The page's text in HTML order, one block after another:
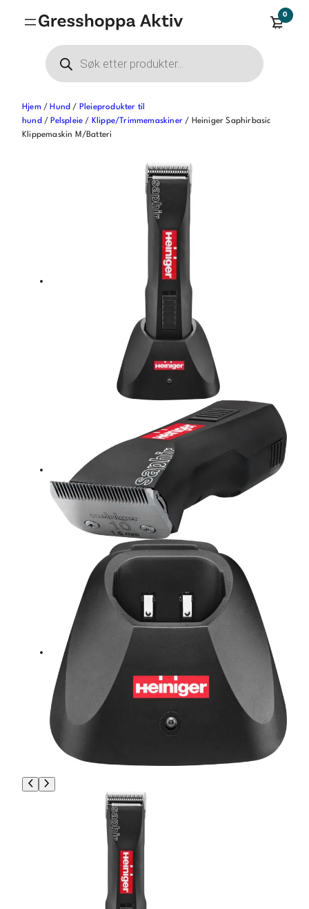
0
Products
search
Hjem /Hund / Pleieprodukter til
hund/Pelspleie / Klippe/Trimmemaskiner / Heiniger Saphirbasic
Klippemaskin M/Batteri